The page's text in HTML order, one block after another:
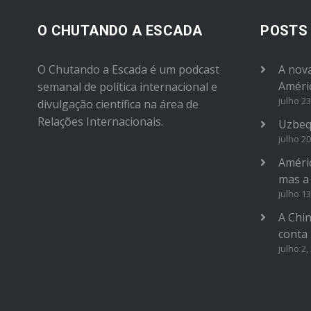
O CHUTANDO A ESCADA
O Chutando a Escada é um podcast
semanal de política internacional e
divulgação científica na área de
Relações Internacionais.
POSTS
A
julho
julho
mas
julho
A
conta
julho 2,